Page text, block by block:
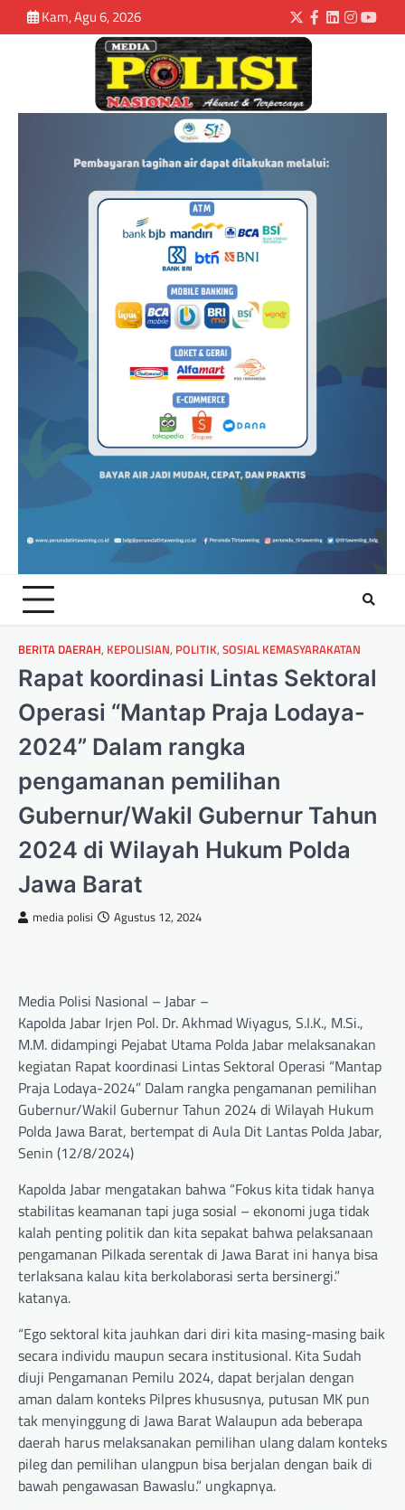
Kam, Agu 6, 2026
BERITA DAERAH, KEPOLISIAN, POLITIK, SOSIAL KEMASYARAKATAN
Rapat koordinasi Lintas Sektoral
Operasi “Mantap Praja Lodaya-
2024” Dalam rangka
pengamanan pemilihan
Gubernur/Wakil Gubernur Tahun
2024 di Wilayah Hukum Polda
Jawa Barat
media polisi Agustus 12, 2024
Media Polisi Nasional – Jabar –
Kapolda Jabar Irjen Pol. Dr. Akhmad Wiyagus, S.I.K., M.Si.,
M.M. didampingi Pejabat Utama Polda Jabar melaksanakan
kegiatan Rapat koordinasi Lintas Sektoral Operasi “Mantap
Praja Lodaya-2024” Dalam rangka pengamanan pemilihan
Gubernur/Wakil Gubernur Tahun 2024 di Wilayah Hukum
Polda Jawa Barat, bertempat di Aula Dit Lantas Polda Jabar,
Senin (12/8/2024)
Kapolda Jabar mengatakan bahwa “Fokus kita tidak hanya
stabilitas keamanan tapi juga sosial – ekonomi juga tidak
kalah penting politik dan kita sepakat bahwa pelaksanaan
pengamanan Pilkada serentak di Jawa Barat ini hanya bisa
terlaksana kalau kita berkolaborasi serta bersinergi.”
katanya.
“Ego sektoral kita jauhkan dari diri kita masing-masing baik
secara individu maupun secara institusional. Kita Sudah
diuji Pengamanan Pemilu 2024, dapat berjalan dengan
aman dalam konteks Pilpres khususnya, putusan MK pun
tak menyinggung di Jawa Barat Walaupun ada beberapa
daerah harus melaksanakan pemilihan ulang dalam konteks
pileg dan pemilihan ulangpun bisa berjalan dengan baik di
bawah pengawasan Bawaslu.” ungkapnya.